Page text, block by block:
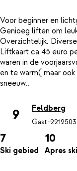
Voor beginner en
Genioeg liften om
Overzichtelijk.
Liftkaart ca 45 euro
waren in de
en te warm( maar
9 Feldberg
Gast-22125
7
Ski gebied
10
Apres ski